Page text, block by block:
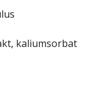
kaliumsorbat